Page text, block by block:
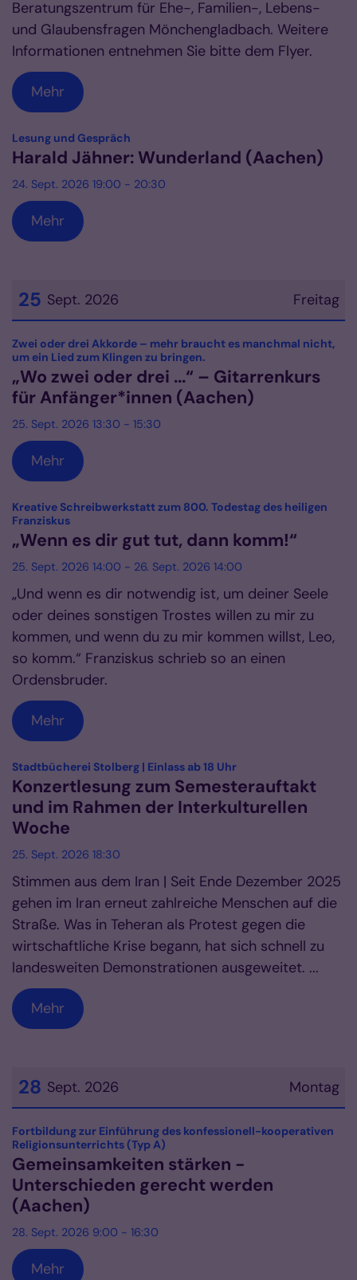
Beratungszentrum für Ehe-, Familien-, Lebens-
und Glaubensfragen Mönchengladbach. Weitere
Informationen entnehmen Sie bitte dem Flyer.
Mehr
Lesung und Gespräch
Harald Jähner: Wunderland (Aachen)
24. Sept. 2026 19:00 - 20:30
Mehr
Freitag
25 Sept. 2026
Datum: 25. September 2026
Zwei oder drei Akkorde – mehr braucht es manchmal nicht,
um ein Lied zum Klingen zu bringen.
„Wo zwei oder drei ...“ – Gitarrenkurs
für Anfänger*innen (Aachen)
25. Sept. 2026 13:30 - 15:30
Mehr
Kreative Schreibwerkstatt zum 800. Todestag des heiligen
Franziskus:
„Wenn es dir gut tut, dann komm!“
25. Sept. 2026 14:00 - 26. Sept. 2026 14:00
„Und wenn es dir notwendig ist, um deiner Seele
oder deines sonstigen Trostes willen zu mir zu
kommen, und wenn du zu mir kommen willst, Leo,
so komm.“ Franziskus schrieb so an einen
Ordensbruder.
Mehr
Stadtbücherei Stolberg | Einlass ab 18 Uhr:
Konzertlesung zum Semesterauftakt
und im Rahmen der Interkulturellen
Woche
25. Sept. 2026 18:30
Stimmen aus dem Iran | Seit Ende Dezember 2025
gehen im Iran erneut zahlreiche Menschen auf die
Straße. Was in Teheran als Protest gegen die
wirtschaftliche Krise begann, hat sich schnell zu
landesweiten Demonstrationen ausgeweitet. ...
Mehr
Montag
28 Sept. 2026
Datum: 28. September 2026
Fortbildung zur Einführung des konfessionell-kooperativen
Religionsunterrichts (Typ A)
Gemeinsamkeiten stärken -
Unterschieden gerecht werden
(Aachen)
28. Sept. 2026 9:00 - 16:30
Mehr